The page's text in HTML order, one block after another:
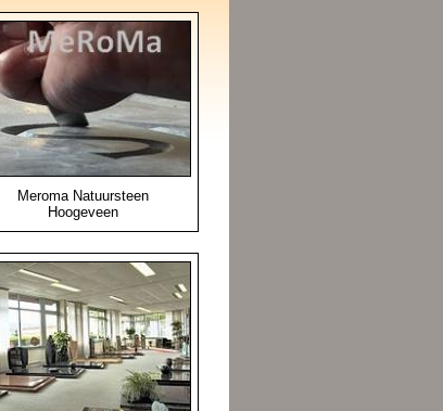
Meroma Natuursteen
Hoogeveen